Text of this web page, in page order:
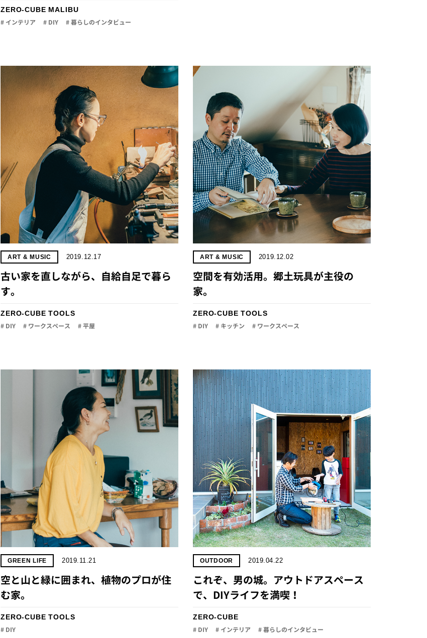
ZERO-CUBE MALIBU
# インテリア # DIY # 暮らしのインタビュー
ART & MUSIC 2019.12.17
古い家を直しながら、自給自足で暮ら
す。
ZERO-CUBE TOOLS
# DIY # ワークスペース # 平屋
ART & MUSIC 2019.12.02
空間を有効活用。郷土玩具が主役の
家。
ZERO-CUBE TOOLS
# DIY # キッチン # ワークスペース
GREEN LIFE 2019.11.21
空と山と緑に囲まれ、植物のプロが住
む家。
ZERO-CUBE TOOLS
# DIY
OUTDOOR 2019.04.22
これぞ、男の城。アウトドアスペース
で、DIYライフを満喫！
ZERO-CUBE
# DIY # インテリア # 暮らしのインタビュー